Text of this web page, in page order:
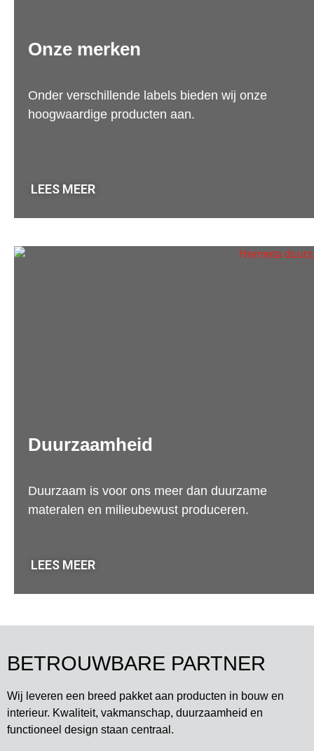
Onze merken
Onder verschillende labels bieden wij onze
hoogwaardige producten aan.
LEES MEER
Duurzaamheid
Duurzaam is voor ons meer dan duurzame
materalen en milieubewust produceren.
LEES MEER
BETROUWBARE PARTNER
Wij leveren een breed pakket aan producten in bouw en
interieur. Kwaliteit, vakmanschap, duurzaamheid en
functioneel design staan centraal.